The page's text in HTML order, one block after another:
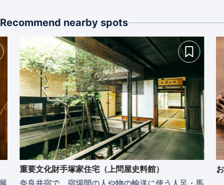
Recommend nearby spots
重要文化財手塚家住宅（上問屋史料館）